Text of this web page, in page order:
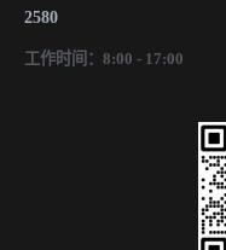
2580
工作时间：8:00 - 17:00